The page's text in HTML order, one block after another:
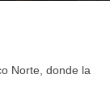
Norte, donde la